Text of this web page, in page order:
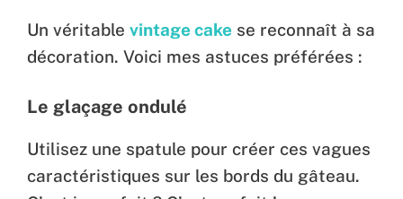
Un véritable vintage cake se reconnaît à sa
décoration. Voici mes astuces préférées :
Le glaçage ondulé
Utilisez une spatule pour créer ces vagues
caractéristiques sur les bords du gâteau.